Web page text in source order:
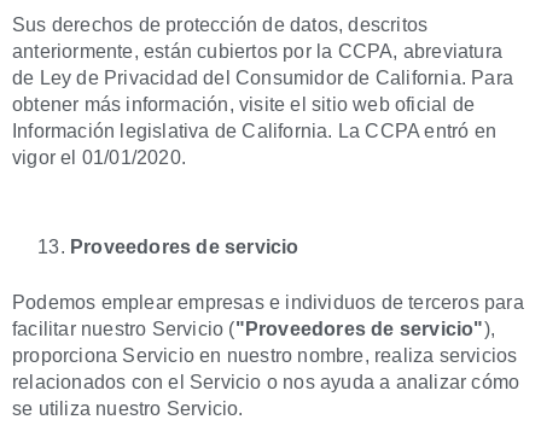
Sus derechos de protección de datos, descritos
anteriormente, están cubiertos por la CCPA, abreviatura
de Ley de Privacidad del Consumidor de California. Para
obtener más información, visite el sitio web oficial de
Información legislativa de California. La CCPA entró en
vigor el 01/01/2020.
Proveedores de servicio
Podemos emplear empresas e individuos de terceros para
facilitar nuestro Servicio ("Proveedores de servicio"),
proporciona Servicio en nuestro nombre, realiza servicios
relacionados con el Servicio o nos ayuda a analizar cómo
se utiliza nuestro Servicio.